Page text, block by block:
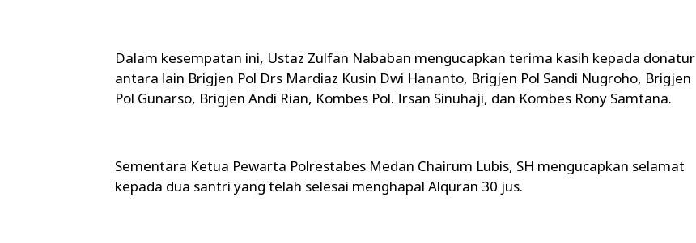
Dalam kesempatan ini, Ustaz Zulfan Nababan mengucapkan terima kasih kepada donatur
antara lain Brigjen Pol Drs Mardiaz Kusin Dwi Hananto, Brigjen Pol Sandi Nugroho, Brigjen
Pol Gunarso, Brigjen Andi Rian, Kombes Pol. Irsan Sinuhaji, dan Kombes Rony Samtana.
Sementara Ketua Pewarta Polrestabes Medan Chairum Lubis, SH mengucapkan selamat
kepada dua santri yang telah selesai menghapal Alquran 30 jus.